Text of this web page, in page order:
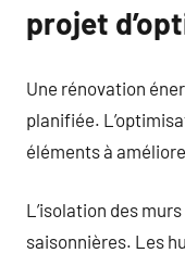
projet
Une rénovation
planifiée.
éléments à
L’isolation des
saisonnières. Les